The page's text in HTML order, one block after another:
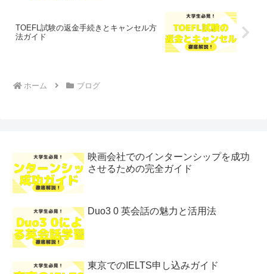
TOEFL試験の返金手続きとキャンセル方
法ガイド
ホーム ブログ
映画会社でのインターンシップを成功
させるための完全ガイド
Duo3 0 英会話の魅力と活用法
東京でのIELTS申し込みガイド